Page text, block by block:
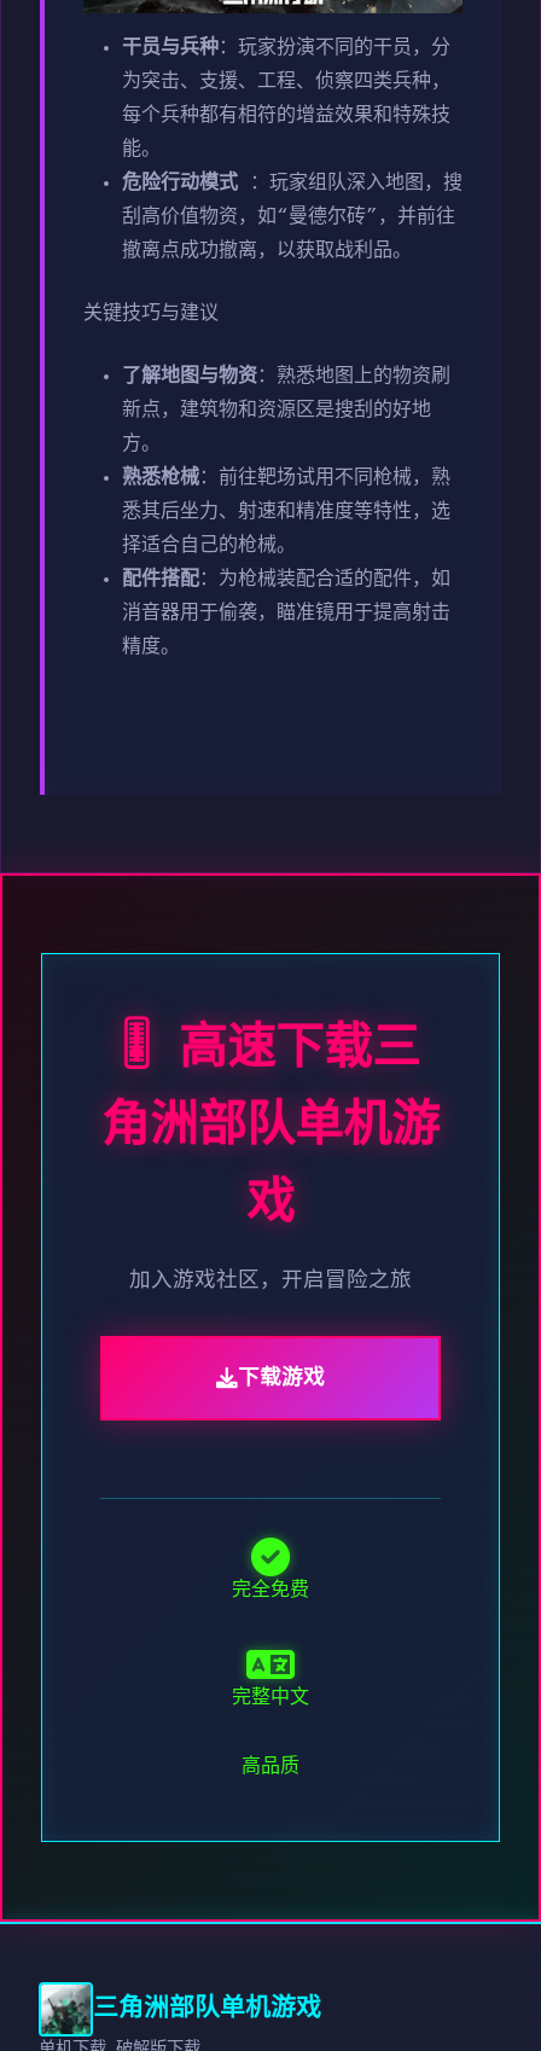
干员与兵种：玩家扮演不同的干员，分
为突击、支援、工程、侦察四类兵种，
每个兵种都有相符的增益效果和特殊技
能。
危险行动模式
：玩家组队深入地图，搜
刮高价值物资，如“曼德尔砖”，并前往
撤离点成功撤离，以获取战利品。
关键技巧与建议
了解地图与物资：熟悉地图上的物资刷
新点，建筑物和资源区是搜刮的好地
方。
熟悉枪械：前往靶场试用不同枪械，熟
悉其后坐力、射速和精准度等特性，选
择适合自己的枪械。
配件搭配：为枪械装配合适的配件，如
消音器用于偷袭，瞄准镜用于提高射击
精度。
🎚️ 高速下载三
角洲部队单机游
戏
加入游戏社区，开启冒险之旅
下载游戏
完全免费
完整中文
高品质
三角洲部队单机游戏